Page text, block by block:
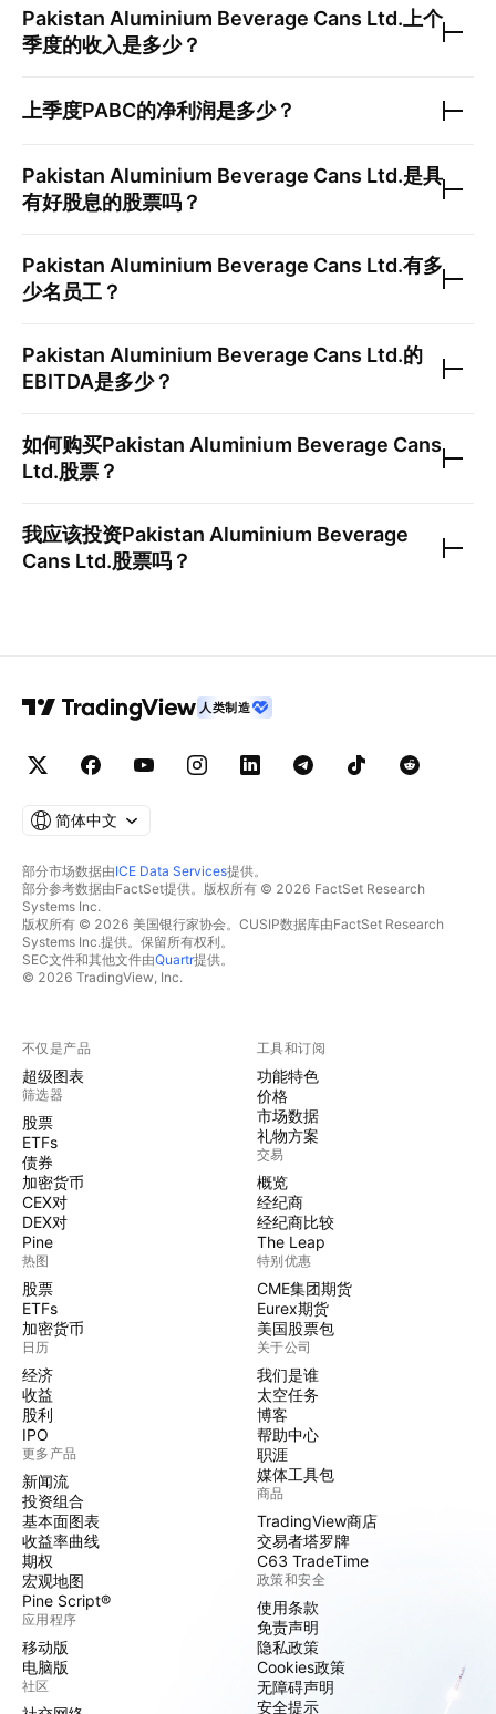
Pakistan Aluminium Beverage Cans Ltd. 上个
季度的收入是多少？
上季度PABC的净利润是多少？
Pakistan Aluminium Beverage Cans Ltd.是具
有好股息的股票吗？
Pakistan Aluminium Beverage Cans Ltd.有多
少名员工？
Pakistan Aluminium Beverage Cans Ltd.的
EBITDA是多少？
如何购买Pakistan Aluminium Beverage Cans
Ltd.股票？
我应该投资Pakistan Aluminium Beverage
Cans Ltd.股票吗？
人类制造
简体中文
部分市场数据由ICE Data Services提供。
部分参考数据由FactSet提供。版权所有 © 2026 FactSet Research
Systems Inc.
版权所有 © 2026 美国银行家协会。CUSIP数据库由FactSet Research
Systems Inc.提供。保留所有权利。
SEC文件和其他文件由Quartr提供。
© 2026 TradingView, Inc.
不仅是产品
超级图表
筛选器
股票
ETFs
债券
加密货币
CEX对
DEX对
Pine
热图
股票
ETFs
加密货币
日历
经济
收益
股利
IPO
更多产品
新闻流
投资组合
基本面图表
收益率曲线
期权
宏观地图
Pine Script®
应用程序
移动版
电脑版
社区
工具和订阅
功能特色
价格
市场数据
礼物方案
交易
概览
经纪商
经纪商比较
The Leap
特别优惠
CME集团期货
Eurex期货
美国股票包
关于公司
我们是谁
太空任务
博客
帮助中心
职涯
媒体工具包
商品
TradingView商店
交易者塔罗牌
C63 TradeTime
政策和安全
使用条款
免责声明
隐私政策
Cookies政策
无障碍声明
安全提示